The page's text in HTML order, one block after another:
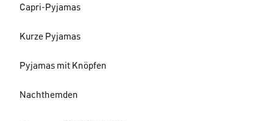
Capri-Pyjamas
Kurze Pyjamas
Pyjamas mit Knöpfen
Nachthemden